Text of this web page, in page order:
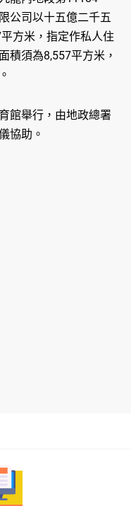
公司以十五億二千五
方米，指定作私人住
積須為8,557平方米，
館舉行，由地政總署
協助。